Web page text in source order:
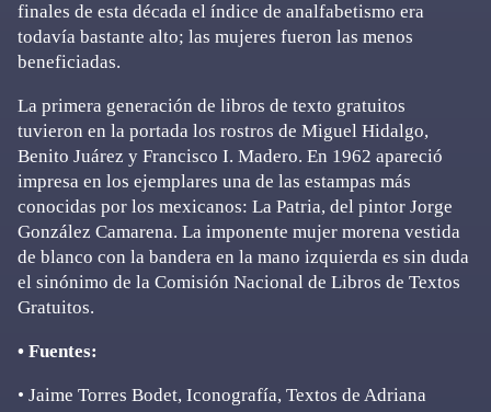
finales de esta década el índice de analfabetismo era
todavía bastante alto; las mujeres fueron las menos
beneficiadas.
La primera generación de libros de texto gratuitos
tuvieron en la portada los rostros de Miguel Hidalgo,
Benito Juárez y Francisco I. Madero. En 1962 apareció
impresa en los ejemplares una de las estampas más
conocidas por los mexicanos: La Patria, del pintor Jorge
González Camarena. La imponente mujer morena vestida
de blanco con la bandera en la mano izquierda es sin duda
el sinónimo de la Comisión Nacional de Libros de Textos
Gratuitos.
• Fuentes:
• Jaime Torres Bodet, Iconografía, Textos de Adriana